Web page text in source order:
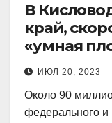
В
край,
«умная
ИЮЛ 20, 2023
Около 90
федерального и